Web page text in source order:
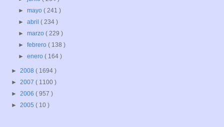
►mayo( 241 )
►abril( 234 )
►marzo( 229 )
►febrero( 138 )
►enero( 164 )
► 2008 ( 1694 )
► 2007 ( 1100 )
► 2006 ( 957 )
► 2005 ( 10 )